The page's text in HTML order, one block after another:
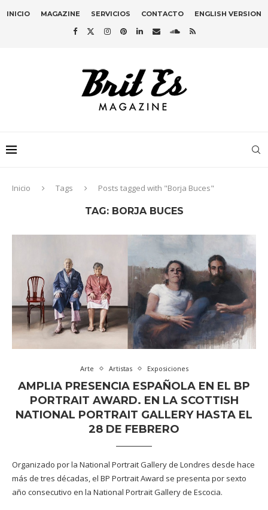
INICIO MAGAZINE SERVICIOS CONTACTO ENGLISH VERSION
Inicio Tags Posts tagged with "Borja Buces"
TAG: BORJA BUCES
Arte Artistas Exposiciones
AMPLIA PRESENCIA ESPAÑOLA EN EL BP
PORTRAIT AWARD. EN LA SCOTTISH
NATIONAL PORTRAIT GALLERY HASTA EL
28 DE FEBRERO
Organizado por la National Portrait Gallery de Londres desde hace
más de tres décadas, el BP Portrait Award se presenta por sexto
año consecutivo en la National Portrait Gallery de Escocia.